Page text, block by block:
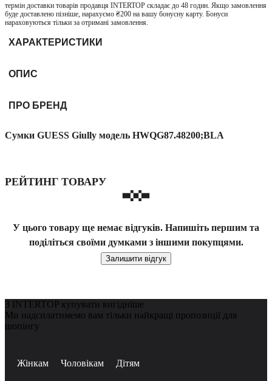
термін доставки товарів продавця INTERTOP складає до 48 годин. Якщо замовлення
буде доставлено пізніше, нарахуємо ₴200 на вашу бонусну карту. Бонуси
нараховуються тільки за отримані замовлення.
ХАРАКТЕРИСТИКИ
ОПИС
ПРО БРЕНД
Сумки GUESS Giully модель HWQG87.48200;BLA
РЕЙТИНГ ТОВАРУ
У цього товару ще немає відгуків. Напишіть першим та
поділіться своїми думками з іншими покупцями.
Залишити відгук
З INTERTOP купувати вигідніше
Ми надсилатимемо вам тільки найкращі пропозиції для
шопінгу
Жінкам Чоловікам Дітям